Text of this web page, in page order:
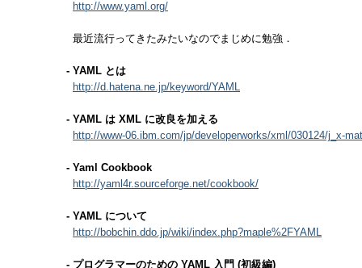
http://www.yaml.org/
最近流行ってきたみたいなのでまじめに勉強．
- YAML とは
http://d.hatena.ne.jp/keyword/YAML
- YAML は XML に改良を加える
http://www-06.ibm.com/jp/developerworks/xml/030124/j_x-
- Yaml Cookbook
http://yaml4r.sourceforge.net/cookbook/
- YAML について
http://bobchin.ddo.jp/wiki/index.php?maple%2FYAML
- プログラマーのための YAML 入門 (初級編)